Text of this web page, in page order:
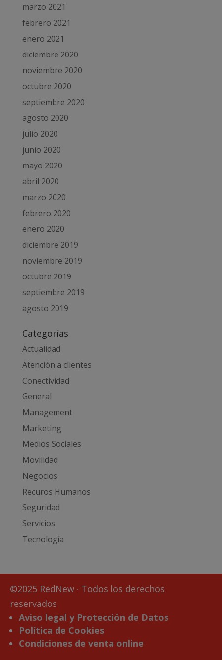
marzo 2021
febrero 2021
enero 2021
diciembre 2020
noviembre 2020
octubre 2020
septiembre 2020
agosto 2020
julio 2020
junio 2020
mayo 2020
abril 2020
marzo 2020
febrero 2020
enero 2020
diciembre 2019
noviembre 2019
octubre 2019
septiembre 2019
agosto 2019
Categorías
Actualidad
Atención a clientes
Conectividad
General
Management
Marketing
Medios Sociales
Movilidad
Negocios
Recuros Humanos
Seguridad
Servicios
Tecnología
©2025 RedNew · Todos los derechos
reservados
Aviso legal y Protección de Datos
Política de Cookies
Condiciones de venta online